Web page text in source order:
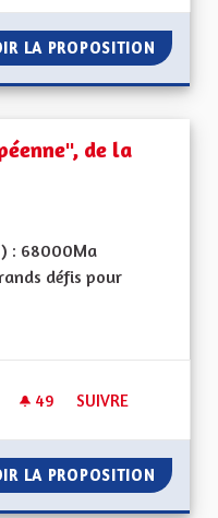
LA PROPOSITION
de la
: 68000Ma
défis pour
: Autres
49 49 ABONNÉS
SUIVRE
LA PROPOSITION VIREZ